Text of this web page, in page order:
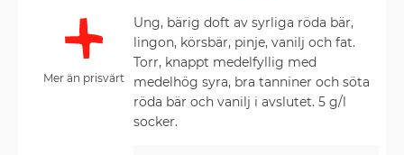
Mer än prisvärt
Ung, bärig doft av syrliga röda bär,
lingon, körsbär, pinje, vanilj och fat.
Torr, knappt medelfyllig med
medelhög syra, bra tanniner och söta
röda bär och vanilj i avslutet. 5 g/l
socker.